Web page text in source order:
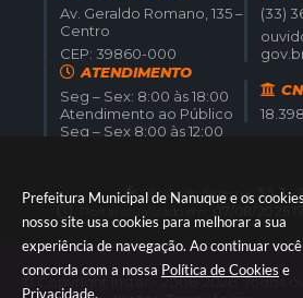
Prefeitura Municipal de Nanuque e os
nosso site usa cookies para melhorar a sua
experiência de navegação. Ao continuar você
concorda com a nossa Política de Cookies e
Privacidade.
Av. Geraldo Romano, 135 –
Centro
CEP: 39860-000
(33)
ATENDIMENTO
Seg – Sex: 8:00 às 18:00
Atendimento ao Público
Seg – Sex 8:00 às 12:00
Versão do Sistema: 3.5.3 -
© Copyright Instar - 2006-2026. Todos